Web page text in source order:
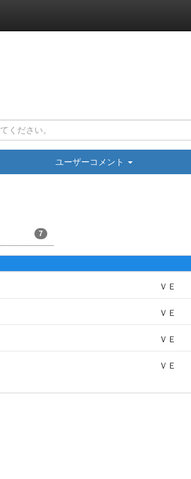
ユーザーコメント
7
ＶＥ
ＶＥ
ＶＥ
ＶＥ